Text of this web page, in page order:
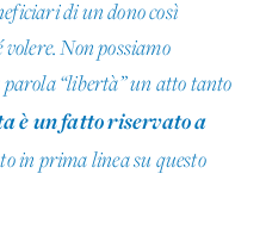
di un dono così
Non possiamo
parola “libertà” un atto tanto
è un fatto riservato a
in prima linea su questo